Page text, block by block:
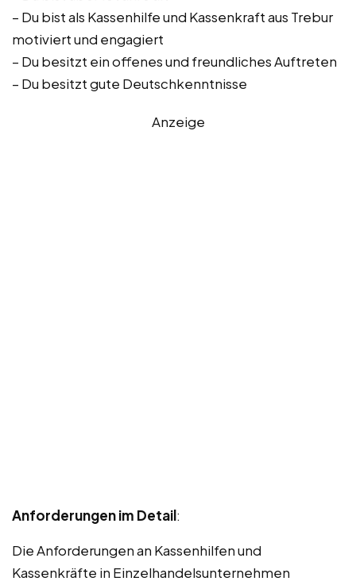
– Du bist als Kassenhilfe und Kassenkraft aus Trebur
motiviert und engagiert
– Du besitzt ein offenes und freundliches Auftreten
– Du besitzt gute Deutschkenntnisse
Anzeige
Anforderungen im Detail:
Die Anforderungen an Kassenhilfen und
Kassenkräfte in Einzelhandelsunternehmen